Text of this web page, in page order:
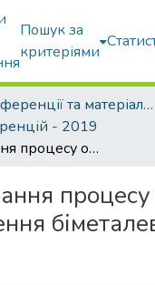
Пошук за
критеріями
Конференції та матеріали конференцій
- 2019
Моделювання процесу охолодження біметалевих виливків
процесу